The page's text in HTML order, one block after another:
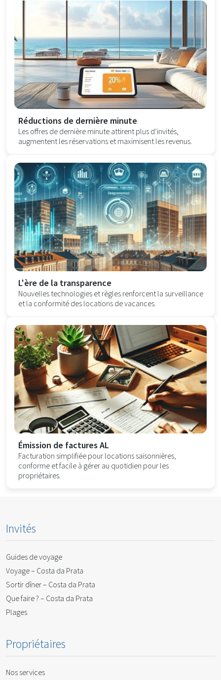
Réductions de dernière minute
Les offres de dernière minute attirent plus d’invités,
augmentent les réservations et maximisent les revenus.
L'ère de la transparence
Nouvelles technologies et règles renforcent la surveillance
et la conformité des locations de vacances.
Émission de factures AL
Facturation simplifiée pour locations saisonnières,
conforme et facile à gérer au quotidien pour les
propriétaires.
Invités
Guides de voyage
Voyage – Costa da Prata
Sortir dîner – Costa da Prata
Que faire ? – Costa da Prata
Plages
Propriétaires
Nos services